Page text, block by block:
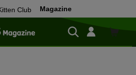
Club Magazine
Shop